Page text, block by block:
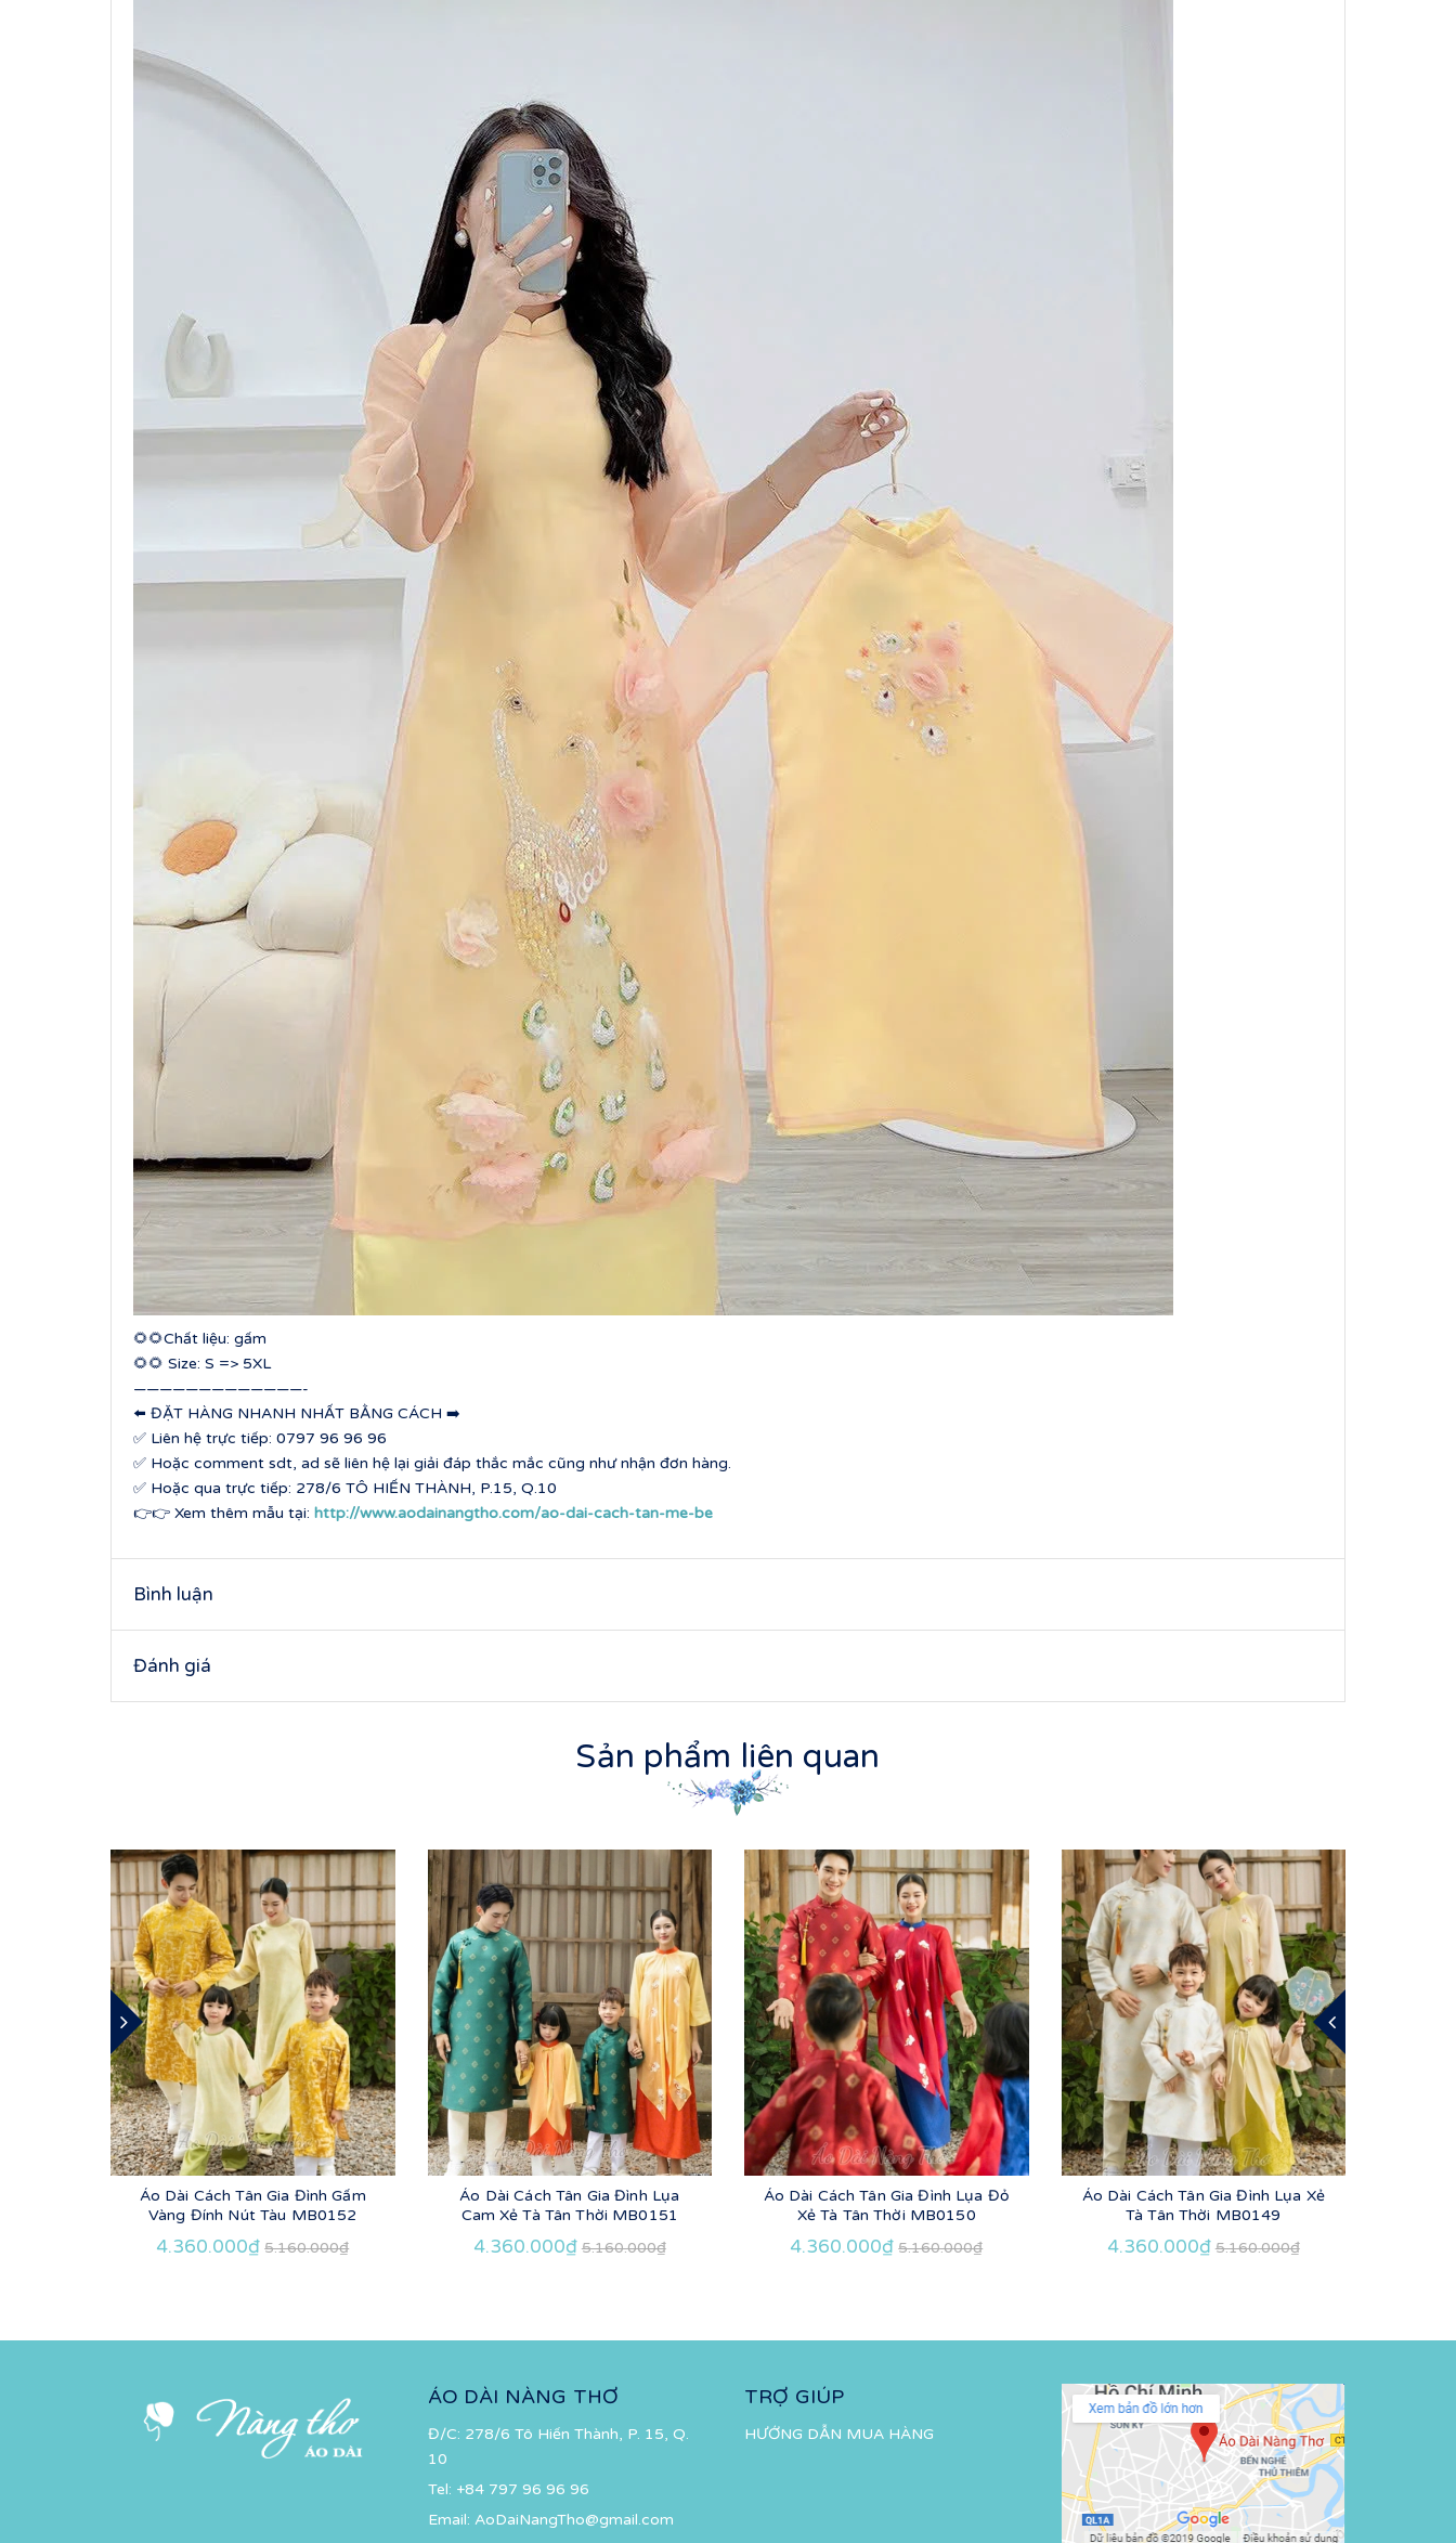
🌻🌻Chất liệu: gấm
🌻🌻 Size: S => 5XL
—————————————-
⬅️ ĐẶT HÀNG NHANH NHẤT BẰNG CÁCH ➡️
✅ Liên hệ trực tiếp: 0797 96 96 96
✅ Hoặc comment sdt, ad sẽ liên hệ lại giải đáp thắc mắc cũng như nhận đơn hàng.
✅ Hoặc qua trực tiếp: 278/6 TÔ HIẾN THÀNH, P.15, Q.10
👉👉 Xem thêm mẫu tại: http://www.aodainangtho.com/ao-dai-cach-tan-me-be
Bình luận
Đánh giá
Sản phẩm liên quan
Áo Dài Cách Tân Gia Đình Gấm
Vàng Đính Nút Tàu MB0152
4.360.000₫ 5.160.000₫
Áo Dài Cách Tân Gia Đình Lụa
Cam Xẻ Tà Tân Thời MB0151
4.360.000₫ 5.160.000₫
Áo Dài Cách Tân Gia Đình Lụa Đỏ
Xẻ Tà Tân Thời MB0150
4.360.000₫ 5.160.000₫
Áo Dài Cách Tân Gia Đình Lụa Xẻ
Tà Tân Thời MB0149
4.360.000₫ 5.160.000₫
ÁO DÀI NÀNG THƠ
Đ/C: 278/6 Tô Hiến Thành, P. 15, Q.
10
Tel: +84 797 96 96 96
Email: AoDaiNangTho@gmail.com
TRỢ GIÚP
HƯỚNG DẪN MUA HÀNG